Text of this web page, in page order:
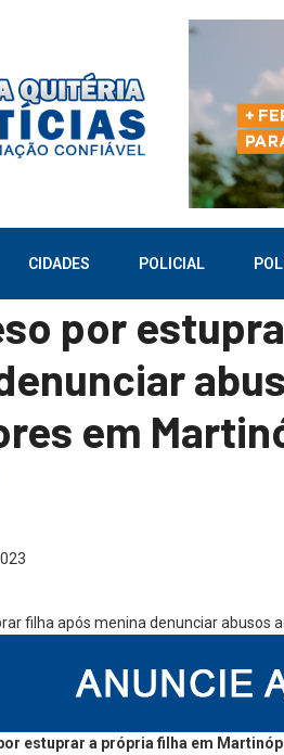
CIDADES POLICIAL
por
em
estuprar a própria filha em